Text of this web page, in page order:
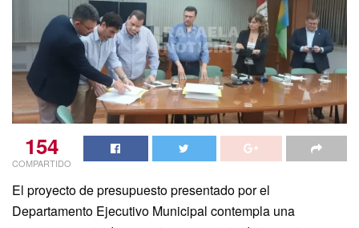
154
COMPARTIDO
El proyecto de presupuesto presentado por el
Departamento Ejecutivo Municipal contempla una